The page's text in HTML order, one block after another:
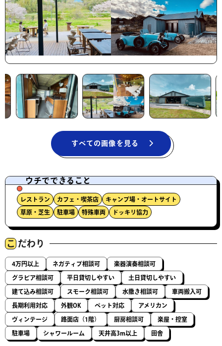
すべての画像を見る
ウチでできること
レストラン カフェ・喫茶店 キャンプ場・オートサイト
草原・芝生 駐車場 特殊車両 ドッキリ協力
こ だわり
4万円以上 ネガティブ相談可 楽器演奏相談可
グラビア相談可 平日貸切しやすい 土日貸切しやすい
建て込み相談可 スモーク相談可 水撒き相談可 車両搬入可
長期利用対応 外観OK ペット対応 アメリカン
ヴィンテージ 路面店（1階） 厨房相談可 楽屋・控室
駐車場 シャワールーム 天井高3m以上 田舎